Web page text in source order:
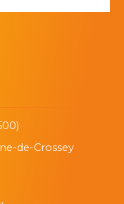
de-Crossey